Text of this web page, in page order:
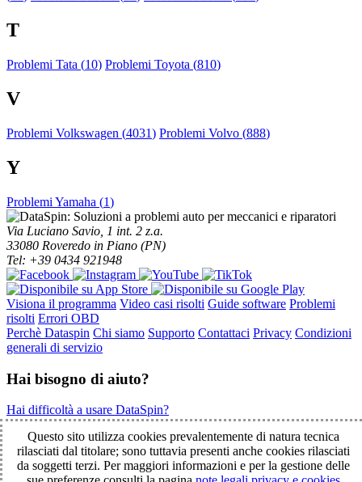
T
Problemi Tata (10) Problemi Toyota (810)
V
Problemi Volkswagen (4031) Problemi Volvo (888)
Y
Problemi Yamaha (1)
Via Luciano Savio, 1 int. 2 z.a.
33080 Roveredo in Piano (PN)
Tel: +39 0434 921948
Visiona il programma Video casi risolti Guide software Problemi
risolti Errori OBD
Perchè Dataspin Chi siamo Supporto Contattaci Privacy Condizioni
generali di servizio
Hai bisogno di aiuto?
Hai difficoltà a usare DataSpin?
Clicca per la teleassistenza!
Questo sito utilizza cookies prevalentemente di natura tecnica
rilasciati dal titolare; sono tuttavia presenti anche cookies rilasciati
da soggetti terzi. Per maggiori informazioni e per la gestione delle